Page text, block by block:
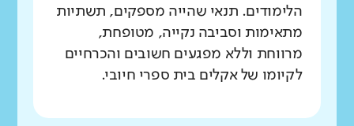
הלימודים. תנאי שהייה מספקים, תשתיות
מתאימות וסביבה נקייה, מטופחת,
מרווחת וללא מפגעים חשובים והכרחיים
לקיומו של אקלים בית ספרי חיובי.